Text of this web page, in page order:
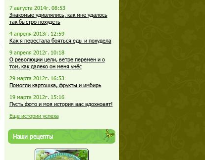
7 августа 2014г. 08:53
Знакомые удивлялись, как мне удалось
так быстро похудеть
4 апреля 2013г. 12:59
Как я перестала бояться еды и похудела
9 апреля 2012г. 10:18
О революции цели, ветре перемен и о
том, как далеко он меня унёс
29 марта 2012г. 16:53
Помогли картошка, фрукты и имбирь
19 марта 2012г. 15:16
Пусть фото и моя история вас вдохновят!
Еще истории успеха
Наши рецепты